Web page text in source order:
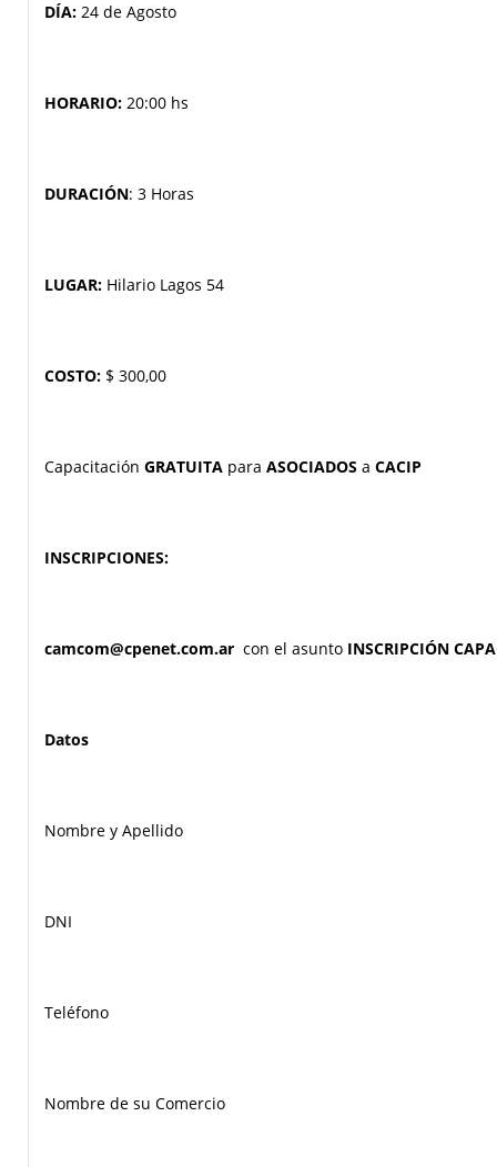
DÍA: 24 de Agosto
HORARIO: 20:00 hs
DURACIÓN: 3 Horas
LUGAR: Hilario Lagos 54
COSTO: $ 300,00
Capacitación GRATUITA para ASOCIADOS a CACIP
INSCRIPCIONES:
camcom@cpenet.com.ar con el asunto INSCRIPCIÓN
Datos
Nombre y Apellido
DNI
Teléfono
Nombre de su Comercio